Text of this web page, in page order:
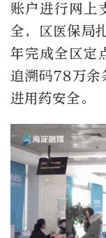
账户进行网上
全，区医保局
年完成全区定
追溯码78万余
进用药安全。